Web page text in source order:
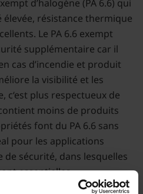
d’halogène (PA 6.6) qui
résistance thermique
Le PA 6.6 exempt
supplémentaire car il
cas d’incendie et produit
la visibilité et les
c‘est plus respectueux de
moins de produits
font du PA 6.6 sans
pour les applications
sécurité, dans lesquelles
essentielles.